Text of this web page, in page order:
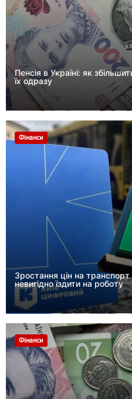
Пенсія в Україні: як
їх одразу
Фінанси
Зростання цін на
невигідно їздити на роботу
Фінанси